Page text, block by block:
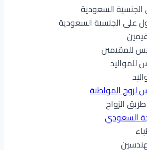
السعودية
على الجنسية السعودية
للمقيمين
للمواليد
لزوج المواطنة
الزواج
السعودي